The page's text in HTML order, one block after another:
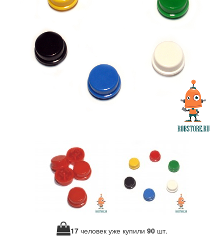
17 человек уже купили 90 шт.